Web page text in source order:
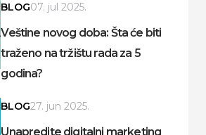
BLOG07. jul 2025.
Veštine novog doba: Šta će biti
traženo na tržištu rada za 5
godina?
BLOG27. jun 2025.
Unapredite digitalni marketing